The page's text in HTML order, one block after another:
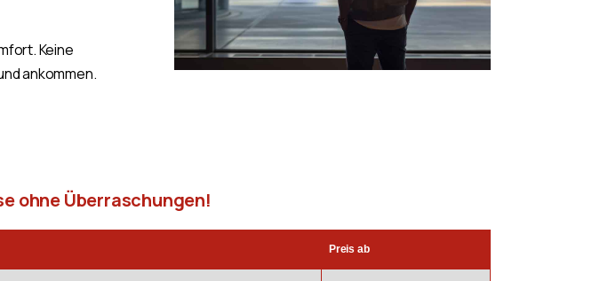
Keine
ankommen.
ohne Überraschungen!
Preis ab